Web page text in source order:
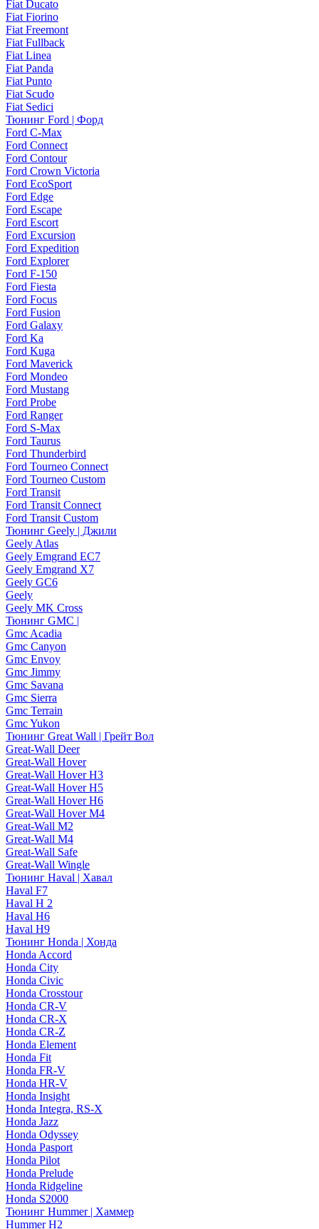
Fiat Ducato
Fiat Fiorino
Fiat Freemont
Fiat Fullback
Fiat Linea
Fiat Panda
Fiat Punto
Fiat Scudo
Fiat Sedici
Тюнинг Ford | Форд
Ford C-Max
Ford Connect
Ford Contour
Ford Crown Victoria
Ford EcoSport
Ford Edge
Ford Escape
Ford Escort
Ford Excursion
Ford Expedition
Ford Explorer
Ford F-150
Ford Fiesta
Ford Focus
Ford Fusion
Ford Galaxy
Ford Ka
Ford Kuga
Ford Maverick
Ford Mondeo
Ford Mustang
Ford Probe
Ford Ranger
Ford S-Max
Ford Taurus
Ford Thunderbird
Ford Tourneo Connect
Ford Tourneo Custom
Ford Transit
Ford Transit Connect
Ford Transit Custom
Тюнинг Geely | Джили
Geely Atlas
Geely Emgrand EC7
Geely Emgrand X7
Geely GC6
Geely
Geely MK Cross
Тюнинг GMC |
Gmc Acadia
Gmc Canyon
Gmc Envoy
Gmc Jimmy
Gmc Savana
Gmc Sierra
Gmc Terrain
Gmc Yukon
Тюнинг Great Wall | Грейт Вол
Great-Wall Deer
Great-Wall Hover
Great-Wall Hover H3
Great-Wall Hover H5
Great-Wall Hover H6
Great-Wall Hover M4
Great-Wall M2
Great-Wall M4
Great-Wall Safe
Great-Wall Wingle
Тюнинг Haval | Хавал
Haval F7
Haval H 2
Haval H6
Haval H9
Тюнинг Honda | Хонда
Honda Accord
Honda City
Honda Civic
Honda Crosstour
Honda CR-V
Honda CR-X
Honda CR-Z
Honda Element
Honda Fit
Honda FR-V
Honda HR-V
Honda Insight
Honda Integra, RS-X
Honda Jazz
Honda Odyssey
Honda Pasport
Honda Pilot
Honda Prelude
Honda Ridgeline
Honda S2000
Тюнинг Hummer | Хаммер
Hummer H2